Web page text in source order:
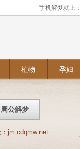
手机解梦就上：
植物 孕妇
jm.cdqmw.net